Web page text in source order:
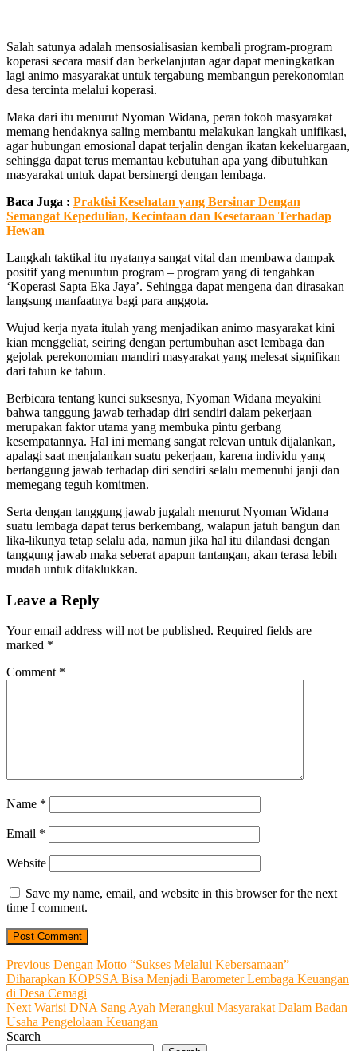
Salah satunya adalah mensosialisasian kembali program-program
koperasi secara masif dan berkelanjutan agar dapat meningkatkan
lagi animo masyarakat untuk tergabung membangun perekonomian
desa tercinta melalui koperasi.
Maka dari itu menurut Nyoman Widana, peran tokoh masyarakat
memang hendaknya saling membantu melakukan langkah unifikasi,
agar hubungan emosional dapat terjalin dengan ikatan kekeluargaan,
sehingga dapat terus memantau kebutuhan apa yang dibutuhkan
masyarakat untuk dapat bersinergi dengan lembaga.
Baca Juga : Praktisi Kesehatan yang Bersinar Dengan
Semangat Kepedulian, Kecintaan dan Kesetaraan Terhadap
Hewan
Langkah taktikal itu nyatanya sangat vital dan membawa dampak
positif yang menuntun program – program yang di tengahkan
‘Koperasi Sapta Eka Jaya’. Sehingga dapat mengena dan dirasakan
langsung manfaatnya bagi para anggota.
Wujud kerja nyata itulah yang menjadikan animo masyarakat kini
kian menggeliat, seiring dengan pertumbuhan aset lembaga dan
gejolak perekonomian mandiri masyarakat yang melesat signifikan
dari tahun ke tahun.
Berbicara tentang kunci suksesnya, Nyoman Widana meyakini
bahwa tanggung jawab terhadap diri sendiri dalam pekerjaan
merupakan faktor utama yang membuka pintu gerbang
kesempatannya. Hal ini memang sangat relevan untuk dijalankan,
apalagi saat menjalankan suatu pekerjaan, karena individu yang
bertanggung jawab terhadap diri sendiri selalu memenuhi janji dan
memegang teguh komitmen.
Serta dengan tanggung jawab jugalah menurut Nyoman Widana
suatu lembaga dapat terus berkembang, walapun jatuh bangun dan
lika-likunya tetap selalu ada, namun jika hal itu dilandasi dengan
tanggung jawab maka seberat apapun tantangan, akan terasa lebih
mudah untuk ditaklukkan.
Leave a Reply
Your email address will not be published. Required fields are
marked *
Comment *
Name *
Email *
Website
Save my name, email, and website in this browser for the next
time I comment.
Post
navigation
Previous Previous
post:
Dengan Motto “Sukses Melalui Kebersamaan”
Diharapkan KOPSSA Bisa Menjadi Barometer Lembaga Keuangan
di Desa Cemagi
Next Next
post:
Warisi DNA Sang Ayah Merangkul Masyarakat Dalam Badan
Usaha Pengelolaan Keuangan
Search